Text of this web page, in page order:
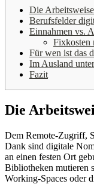
Die
Berufsfelder
Einnahmen vs.
Fixkosten
Für wen ist das
Im Ausland
Fazit
Die
Dem Remote-Zugriff,
Dank sind digitale
an einen festen Ort
Bibliotheken mutieren
Working-Spaces oder